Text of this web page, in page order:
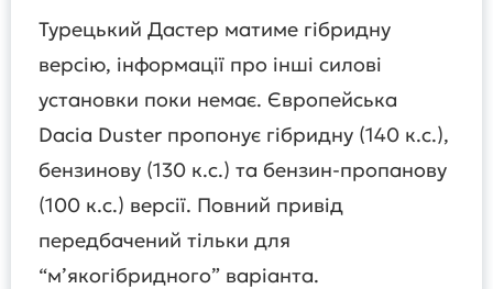
Турецький Дастер матиме гібридну
версію, інформації про інші силові
установки поки немає. Європейська
Dacia Duster пропонує гібридну (140 к.с.),
бензинову (130 к.с.) та бензин-пропанову
(100 к.с.) версії. Повний привід
передбачений тільки для
“м’якогібридного” варіанта.